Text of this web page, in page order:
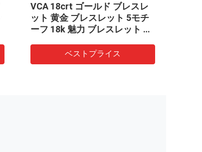
VCA 18crt ゴールド ブレスレ
ット 黄金 ブレスレット 5モチ
ーフ 18k 魅力 ブレスレット ラ
ベストプライス